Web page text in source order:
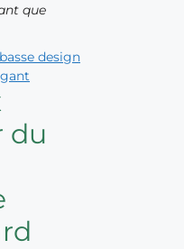
que
design
du